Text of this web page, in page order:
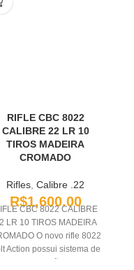
RIFLE CBC 8022
CALIBRE 22 LR 10
TIROS MADEIRA
CROMADO
Rifles, Calibre .22
R$1,600.00
CBC 8022 CALIBRE
LR 10 TIROS MADEIRA
O novo rifle 8022
Action possui sistema de